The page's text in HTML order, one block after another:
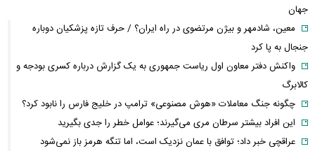
جهان
معین، شادمهر و بیژن مرتضوی در راه ایران؟ / حرف تازه پزشکیان دوباره
جنجال به پا کرد
واکنش دفتر معاون اول ریاست جمهوری به یک گزارش درباره کسری بودجه و
کالابرگ
چگونه جنگ معاملات «هوش مصنوعی» ترامپ در خلیج فارس را نابود کرد؟
این افراد بیشتر سرطان مری می‌گیرند؛ عوامل خطر را جدی بگیرید
عراقچی خبر داد؛ توافق با عمان نزدیک است، اما تنگه هرمز باز نمی‌شود